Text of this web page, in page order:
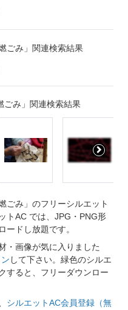
ごみ」関連検索結果
ごみ」関連検索結果
ごみ」のフリーシルエット
トAC では、JPG・PNG形
ードし放題です。
・画像が気に入りました
して下さい。緑色のシルエ
すると、フリーダウンロー
シルエットAC会員登録（無